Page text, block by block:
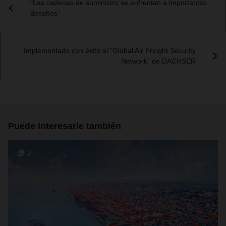
“Las cadenas de suministro se enfrentan a importantes
desafíos”
Implementado con éxito el "Global Air Freight Security
Network" de DACHSER
Puede interesarle también